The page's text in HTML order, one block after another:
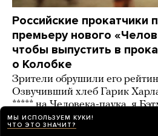
Российские прокатчики
премьеру нового
чтобы выпустить в
о Колобке
Зрители обрушили его
Озвучивший хлеб Гарик
***** на Человека-паука, я
ИСТОРИИ 2 дня назад
МЫ ИСПОЛЬЗУЕМ КУКИ!
ЧТО ЭТО ЗНАЧИТ?